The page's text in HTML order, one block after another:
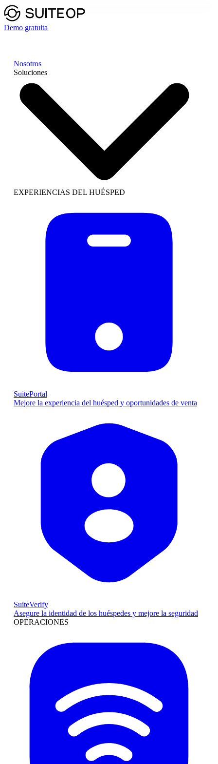
Demo gratuita
Nosotros
Soluciones
EXPERIENCIAS DEL HUÉSPED
SuitePortal
Mejore la experiencia del huésped y oportunidades de venta
SuiteVerify
Asegure la identidad de los huéspedes y mejore la seguridad
OPERACIONES